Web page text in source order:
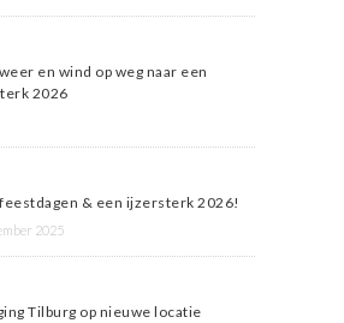
en wind op weg naar een
2026
& een ijzersterk 2026!
2025
Tilburg op nieuwe locatie